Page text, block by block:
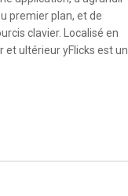
premier plan, et de
clavier. Localisé en
ultérieur yFlicks est un